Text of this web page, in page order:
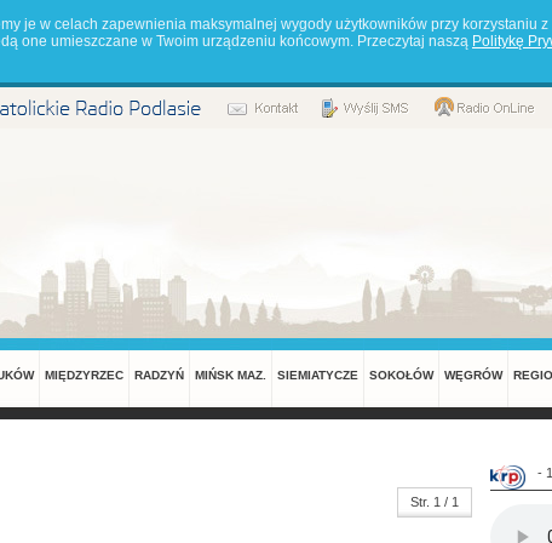
je w celach zapewnienia maksymalnej wygody użytkowników przy korzystaniu
one umieszczane w Twoim urządzeniu końcowym. Przeczytaj naszą Politykę
MIĘDZYRZEC RADZYŃ MIŃSK MAZ. SIEMIATYCZE SOKOŁÓW WĘGRÓW
Str. 1 / 1
-